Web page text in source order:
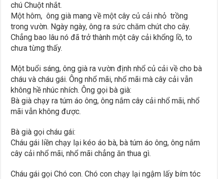
chú Chuột nhắt.
Một hôm, ông già mang về một cây củ cải nhỏ trồng
trong vườn. Ngày ngày, ông ra sức chăm chút cho cây.
Chẳng bao lâu nó đã trở thành một cây cải khổng lồ, to
chưa từng thấy.
Một buổi sáng, ông già ra vườn định nhổ củ cải về cho bà
cháu và cháu gái. Ông nhổ mãi, nhổ mãi mà cây cải vẫn
không hề nhúc nhích. Ông gọi bà già:
Bà già chạy ra túm áo ông, ông nắm cây cải nhổ mãi, nhổ
mãi vẫn không được.
Bà già gọi cháu gái:
Cháu gái liền chạy lại kéo áo bà, bà túm áo ông, ông nắm
cây cải nhổ mãi, nhổ mãi chẳng ăn thua gì.
Cháu gái gọi Chó con. Chó con chạy lại ngậm lấy bím tóc